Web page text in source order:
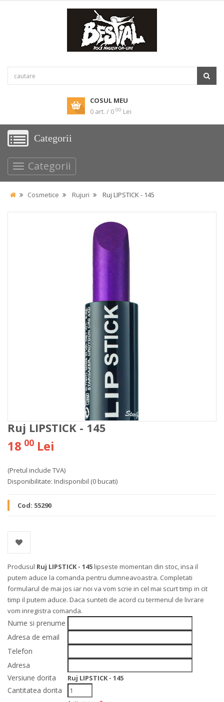
COSUL MEU
0 art. / 0 00 Lei
Categorii
Categorii
Cosmetice Rujuri Ruj LIPSTICK - 145
Ruj LIPSTICK - 145
18 00 Lei
(Pretul include TVA)
Disponibilitate: Indisponibil (0 bucati)
Cod: 55290
Produsul Ruj LIPSTICK - 145lipseste momentan din stoc, insa il
putem aduce la comanda pentru dumneavoastra. Completati
formularul de mai jos iar noi va vom scrie in cel mai scurt timp in cit
timp il putem aduce. Daca sunteti de acord cu termenul de livrare
vom inregistra comanda.
Nume si prenume
Adresa de email
Telefon
Adresa
Versiune dorita
Ruj LIPSTICK - 145
Cantitatea dorita